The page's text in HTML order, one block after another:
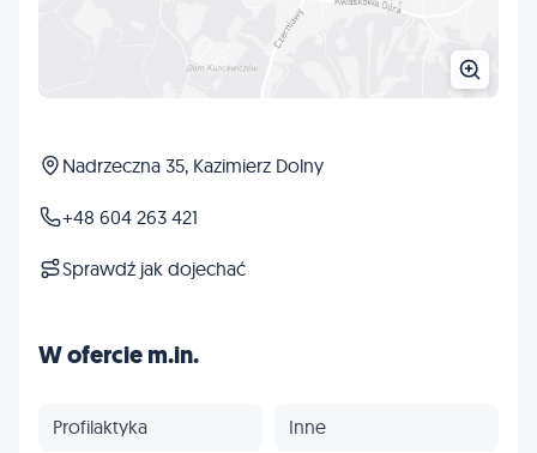
Nadrzeczna 35, Kazimierz Dolny
+48 604 263 421
Sprawdź jak dojechać
W ofercie m.in.
Profilaktyka Inne